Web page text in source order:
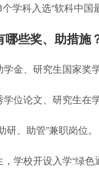
学科入选“软科中国
些奖、助措施
金、研究生国家奖
位论文、研究生在
、助管”兼职岗位。
学校开设入学“绿色